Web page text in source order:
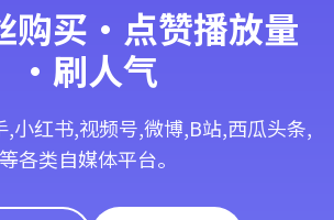
购买·点赞播放量
·刷人气
,小红书,视频号,微博,B站,西瓜头条,
等各类自媒体平台。